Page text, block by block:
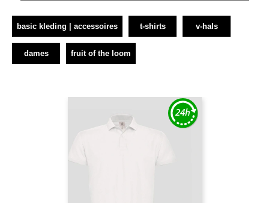
basic kleding | accessoires t-shirts v-hals
dames fruit of the loom